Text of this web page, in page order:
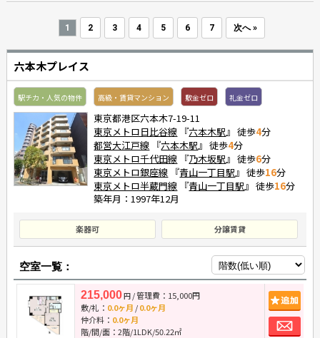
1 2 3 4 5 6 7 次へ »
六本木プレイス
駅チカ・人気の物件 高級・賃貸マンション 敷金ゼロ 礼金ゼロ
東京都港区六本木7-19-11
東京メトロ日比谷線 『六本木駅 』 徒歩4分
都営大江戸線 『六本木駅 』 徒歩4分
東京メトロ千代田線 『乃木坂駅 』 徒歩6分
東京メトロ銀座線 『青山一丁目駅 』 徒歩16分
東京メトロ半蔵門線 『青山一丁目駅 』 徒歩16分
築年月：1997年12月
楽器可 分譲賃貸
空室一覧：
215,000円/ 管理費：15,000円
敷/礼： 0.0ヶ月 /0.0ヶ月
仲介料： 0.0ヶ月
階/間/面：2階/1LDK/50.22㎡
追
お